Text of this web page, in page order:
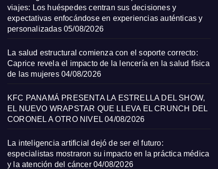
viajes: Los huéspedes centran sus decisiones y
expectativas enfocándose en experiencias auténticas y
personalizadas 05/08/2026
La salud estructural comienza con el soporte correcto:
Caprice revela el impacto de la lencería en la salud física
de las mujeres 04/08/2026
KFC PANAMÁ PRESENTA LA ESTRELLA DEL SHOW,
EL NUEVO WRAPSTAR QUE LLEVA EL CRUNCH DEL
CORONEL A OTRO NIVEL 04/08/2026
La inteligencia artificial dejó de ser el futuro:
especialistas mostraron su impacto en la práctica médica
y la atención del cáncer 04/08/2026